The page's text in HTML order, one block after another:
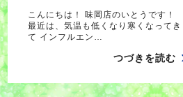
こんにちは！ 味岡店のいとうです！
最近は、気温も低くなり寒くなってき
て インフルエン…
つづきを読む